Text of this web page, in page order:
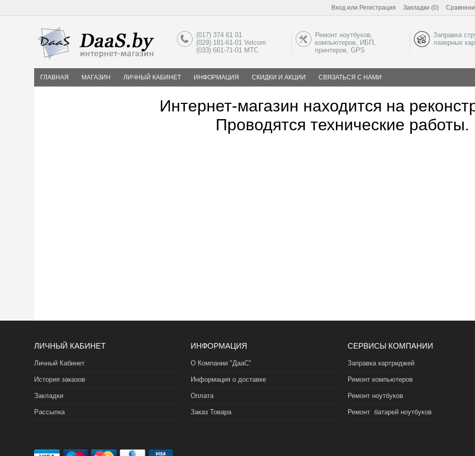
Вход или Регистрация Закладки (0)
(017) 374 61 01
(029) 181-61-01 Velcom
(033) 661-71-01 МТС
Ремонт ноутбуков,
компьютеров, ИБП,
принтеров, GPS
Заправка
лазерных
ГЛАВНАЯ МАГАЗИН ЛИЧНЫЙ КАБИНЕТ ИНФОРМАЦИЯ СКИДКИ И АКЦИИ СВЯЗАТЬСЯ С НАМИ
Интернет-магазин находится на
Проводятся технические работы.
ЛИЧНЫЙ КАБИНЕТ
Личный Кабинет
История заказов
Закладки
Рассылка
ИНФОРМАЦИЯ
О Компании "ДааС"
Информация о доставке
Оплата
Заказ Товара
СЕРВИСЫ КОМПАНИИ
Заправка картриджей
Ремонт компьютеров
Ремонт ноутбуков
Ремонт батарей ноутбуков